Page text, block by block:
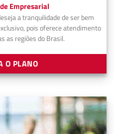
Empresarial
a tranquilidade de ser bem
pois oferece atendimento
as regiões do Brasil.
O PLANO